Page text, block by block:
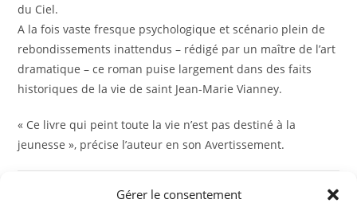
Gérer le consentement
du Ciel.
A la fois vaste fresque psychologique et scénario plein de
rebondissements inattendus – rédigé par un maître de l’art
dramatique – ce roman puise largement dans des faits
historiques de la vie de saint Jean-Marie Vianney.
« Ce livre qui peint toute la vie n’est pas destiné à la
jeunesse », précise l’auteur en son Avertissement.